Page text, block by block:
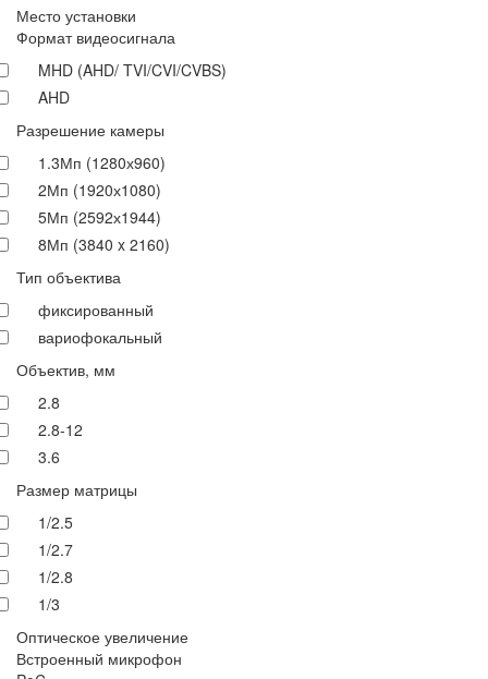
Место установки
Формат видеосигнала
MHD (AHD/ TVI/CVI/CVBS)
AHD
Разрешение камеры
1.3Мп (1280х960)
2Мп (1920х1080)
5Мп (2592х1944)
8Мп (3840 x 2160)
Тип объектива
фиксированный
вариофокальный
Объектив, мм
2.8
2.8-12
3.6
Размер матрицы
1/2.5
1/2.7
1/2.8
1/3
Оптическое увеличение
Встроенный микрофон